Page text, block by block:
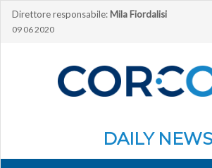
Direttore responsabile: Mila Fiordalisi
09 06 2020
DAILY NEWS